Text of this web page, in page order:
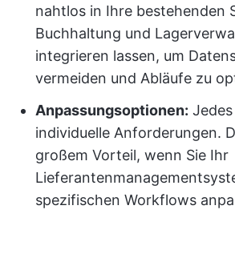
nahtlos in Ihre bestehenden
Buchhaltung und
integrieren lassen, um
vermeiden und Abläufe zu
Anpassungsoptionen:
individuelle Anforderungen.
großem Vorteil, wenn Sie Ihr
spezifischen Workflows